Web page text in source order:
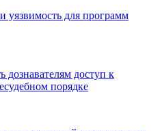
уязвимость для программ
доступ к
порядке